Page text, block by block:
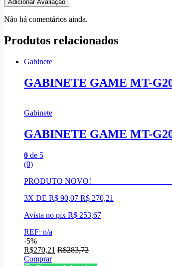
Não há comentários ainda.
Produtos relacionados
Gabinete
GABINETE GAME MT-
Gabinete
GABINETE GAME MT-
0 de 5
(0)
PRODUTO NOVO!
3X DE R$ 90,07 R$ 270,21
Avista no pix R$ 253,67
REF: n/a
-5%
R$270,21 R$283,72
Comprar